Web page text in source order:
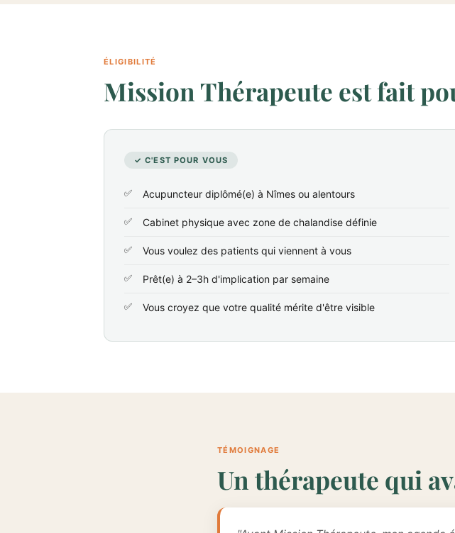
ÉLIGIBILITÉ
Mission Thérapeute est fait
✓ C'EST POUR VOUS
Acupuncteur diplômé(e) à Nîmes ou alentours
Cabinet physique avec zone de chalandise définie
Vous voulez des patients qui viennent à vous
Prêt(e) à 2–3h d'implication par semaine
Vous croyez que votre qualité mérite d'être visible
TÉMOIGNAGE
Un thérapeute qui